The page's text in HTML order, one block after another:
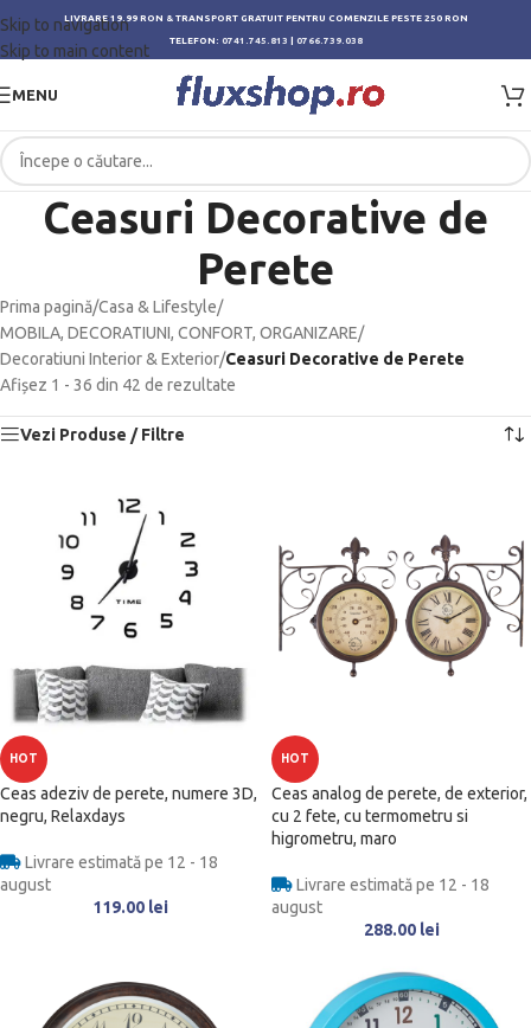
Skip to navigation
Skip to main content
LIVRARE 19.99 RON & TRANSPORT GRATUIT PENTRU COMENZILE PESTE 250 RON
TELEFON: 0741.745.813 0766.739.038
MENU
Ceasuri Decorative de
Perete
Prima pagină/Casa & Lifestyle/
MOBILA, DECORATIUNI, CONFORT, ORGANIZARE/
Decoratiuni Interior & Exterior/Ceasuri Decorative de Perete
Afișez 1 - 36 din 42 de rezultate
Vezi Produse / Filtre
HOT
Ceas adeziv de perete, numere 3D,
negru, Relaxdays
Livrare estimată pe 12 - 18
august
119.00 lei
HOT
Ceas analog de perete, de exterior,
cu 2 fete, cu termometru si
higrometru, maro
Livrare estimată pe 12 - 18
august
288.00 lei